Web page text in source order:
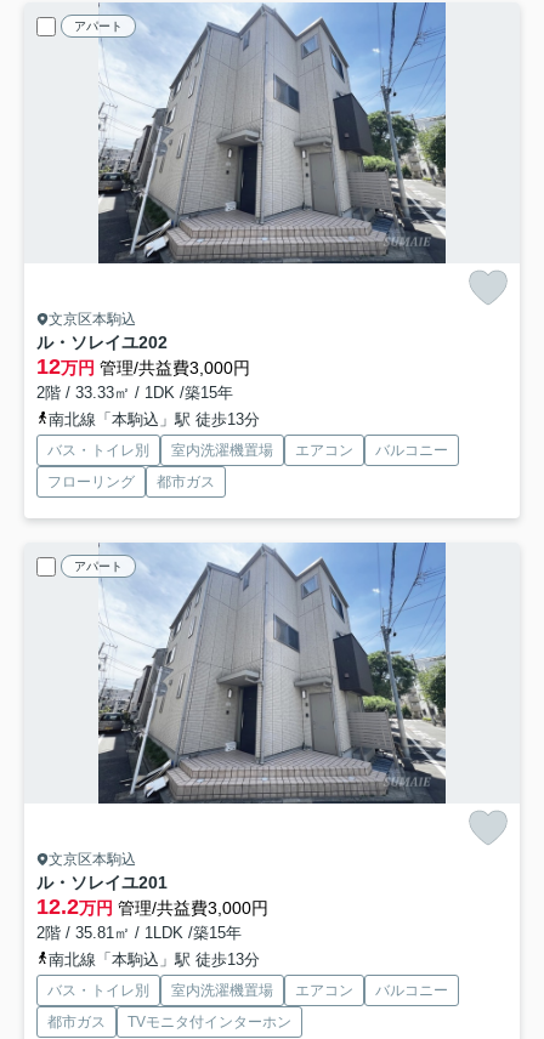
アパート
文京区本駒込
ル・ソレイユ202
12万円 管理/共益費3,000円
2階 / 33.33㎡ / 1DK /築15年
南北線「本駒込」駅 徒歩13分
バス・トイレ別 室内洗濯機置場 エアコン
バルコニー
フローリング
都市ガス
アパート
文京区本駒込
ル・ソレイユ201
12.2万円 管理/共益費3,000円
2階 / 35.81㎡ / 1LDK /築15年
南北線「本駒込」駅 徒歩13分
バス・トイレ別 室内洗濯機置場 エアコン
バルコニー
都市ガス
TVモニタ付インターホン